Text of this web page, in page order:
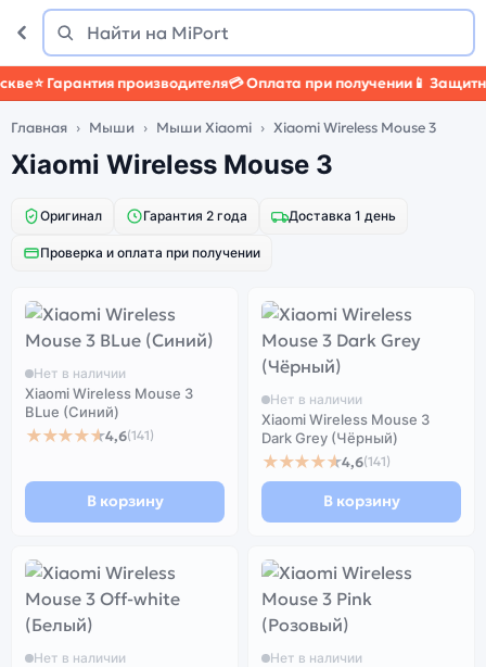
Поиск
Найти
⭐ Гарантия производителя💳 Оплата при получении📱
Главная Мыши Мыши Xiaomi Xiaomi Wireless Mouse 3
Xiaomi Wireless Mouse 3
Оригинал Гарантия 2 года Доставка 1 день
Проверка и оплата при получении
Нет в наличии
Xiaomi Wireless Mouse 3
BLue (Синий)
★★★★★4,6(141)
В корзину
Нет в наличии
Xiaomi Wireless Mouse 3
Dark Grey (Чёрный)
★★★★★4,6(141)
В корзину
Нет в наличии Нет в наличии